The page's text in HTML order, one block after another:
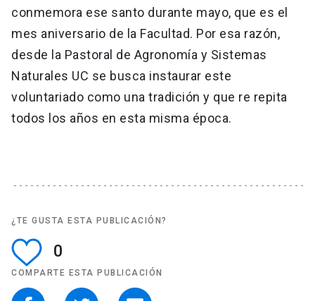
conmemora ese santo durante mayo, que es el
mes aniversario de la Facultad. Por esa razón,
desde la Pastoral de Agronomía y Sistemas
Naturales UC se busca instaurar este
voluntariado como una tradición y que re repita
todos los años en esta misma época.
¿TE GUSTA ESTA PUBLICACIÓN?
0
COMPARTE ESTA PUBLICACIÓN